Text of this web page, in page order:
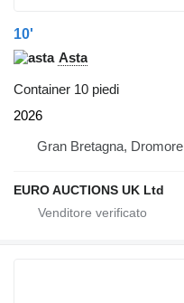
10'
Asta
Container 10 piedi
2026
Gran Bretagna, Dromore
EURO AUCTIONS UK Ltd